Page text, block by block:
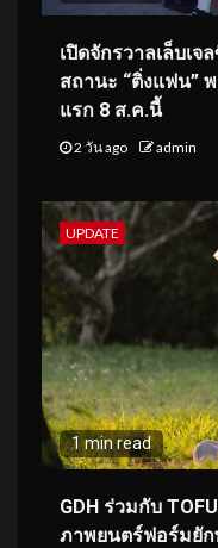
เปิดจักรวาลเล็บเจ
สถานะ “ติ่งแฟน”
แรก 8 ส.ค.นี้
2 วัน ago admin
UPDATE
1 min read
GDH ร่วมกับ
ภาพยนตร์ฟอร์มยัก